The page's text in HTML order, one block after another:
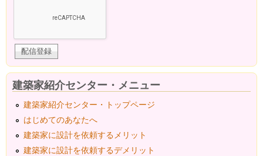
建築家紹介センター・メニュー
建築家紹介センター・トップページ
はじめてのあなたへ
建築家に設計を依頼するメリット
建築家に設計を依頼するデメリット